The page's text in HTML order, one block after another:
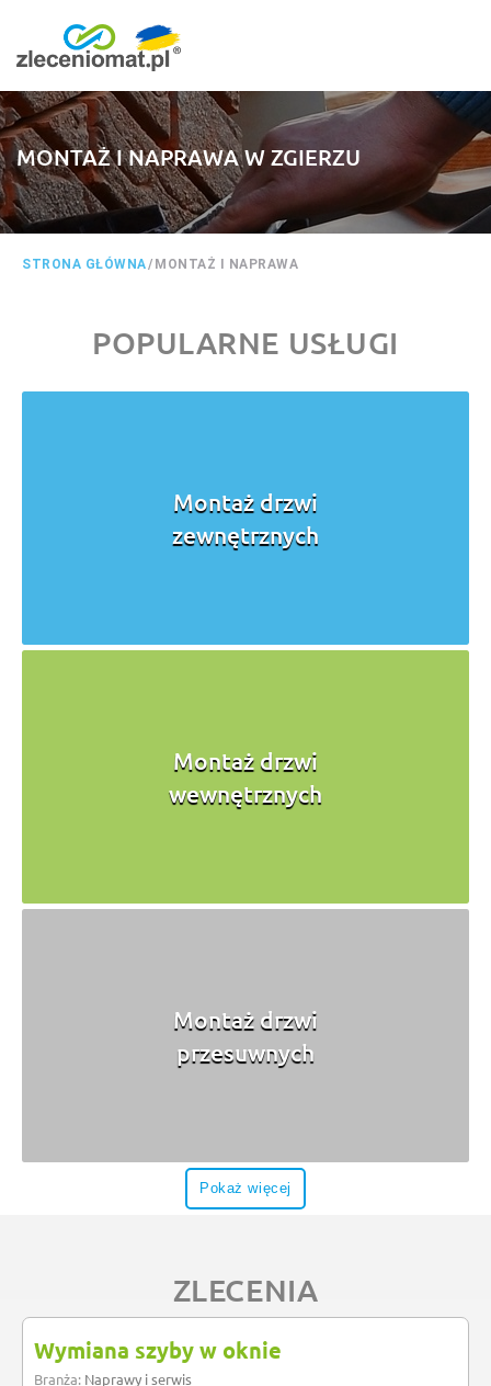
MONTAŻ I NAPRAWA W ZGIERZU
STRONA GŁÓWNA/ MONTAŻ I NAPRAWA
POPULARNE USŁUGI
Montaż drzwi
zewnętrznych
Montaż drzwi
wewnętrznych
Montaż drzwi
przesuwnych
Pokaż więcej
ZLECENIA
Wymiana szyby w oknie
Branża: Naprawy i serwis